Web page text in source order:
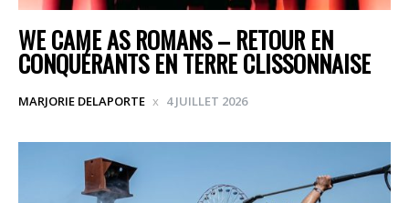
WE CAME AS ROMANS – RETOUR EN
CONQUÉRANTS EN TERRE CLISSONNAISE
MARJORIE DELAPORTE 4 JUILLET 2026